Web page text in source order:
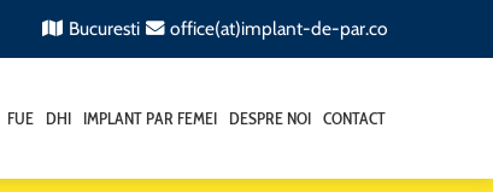
Bucuresti office(at)implant-de-par.co
FUE DHI IMPLANT PAR FEMEI DESPRE NOI CONTACT